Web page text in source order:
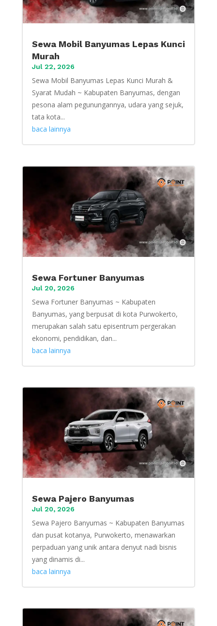
Sewa Mobil Banyumas Lepas Kunci
Murah
Jul 22, 2026
Sewa Mobil Banyumas Lepas Kunci Murah &
Syarat Mudah ~ Kabupaten Banyumas, dengan
pesona alam pegunungannya, udara yang sejuk,
tata kota...
baca lainnya
Sewa Fortuner Banyumas
Jul 20, 2026
Sewa Fortuner Banyumas ~ Kabupaten
Banyumas, yang berpusat di kota Purwokerto,
merupakan salah satu episentrum pergerakan
ekonomi, pendidikan, dan...
baca lainnya
Sewa Pajero Banyumas
Jul 20, 2026
Sewa Pajero Banyumas ~ Kabupaten Banyumas
dan pusat kotanya, Purwokerto, menawarkan
perpaduan yang unik antara denyut nadi bisnis
yang dinamis di...
baca lainnya